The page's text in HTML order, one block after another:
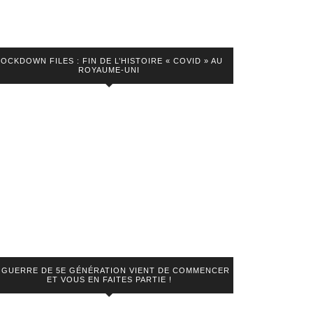
FILES : FIN DE L’HISTOIRE « COVID » AU
ROYAUME-UNI
GUERRE DE 5E GÉNÉRATION VIENT DE COMMENCER
ET VOUS EN FAITES PARTIE !